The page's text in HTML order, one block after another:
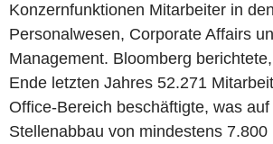
Konzernfunktionen Mitarbeiter in
Personalwesen, Corporate Affairs
Management. Bloomberg
Ende letzten Jahres 52.271
Office-Bereich beschäftigte, was auf
Stellenabbau von mindestens 7.800